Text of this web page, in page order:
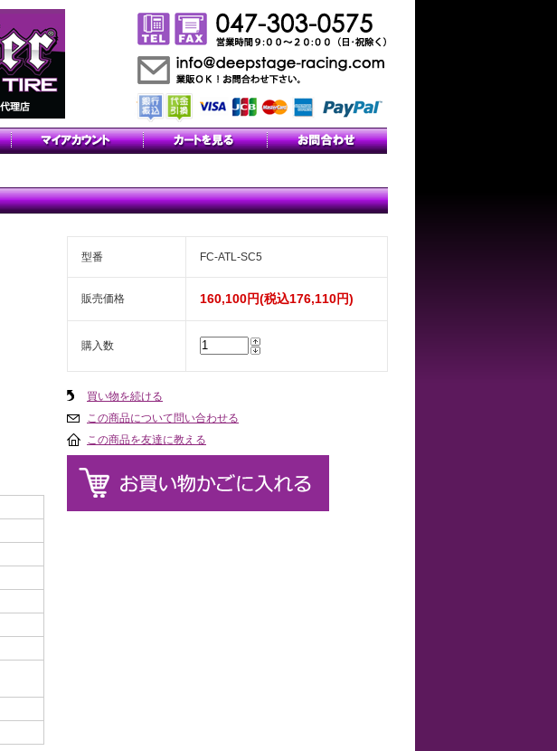
型番 FC-ATL-SC5
販売価格 160,100円(税込176,110円)
購入数
買い物を続ける
この商品について問い合わせる
この商品を友達に教える